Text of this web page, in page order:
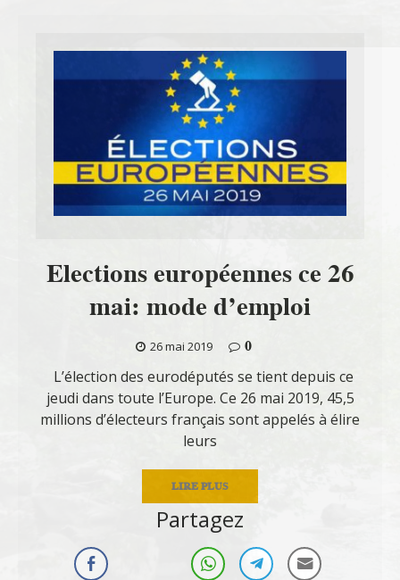
Elections européennes ce 26
mai: mode d’emploi
26 mai 2019
0
L’élection des eurodéputés se tient depuis ce
jeudi dans toute l’Europe. Ce 26 mai 2019, 45,5
millions d’électeurs français sont appelés à élire
leurs
LIRE PLUS
Partagez